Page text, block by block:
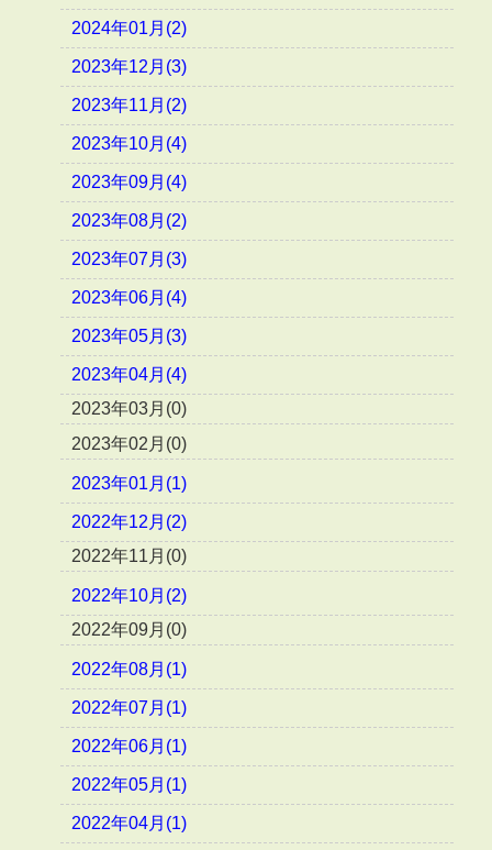
2024年01月(2)
2023年12月(3)
2023年11月(2)
2023年10月(4)
2023年09月(4)
2023年08月(2)
2023年07月(3)
2023年06月(4)
2023年05月(3)
2023年04月(4)
2023年03月(0)
2023年02月(0)
2023年01月(1)
2022年12月(2)
2022年11月(0)
2022年10月(2)
2022年09月(0)
2022年08月(1)
2022年07月(1)
2022年06月(1)
2022年05月(1)
2022年04月(1)